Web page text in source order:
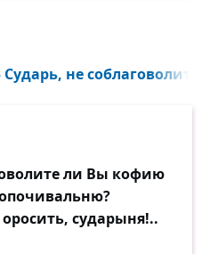
не
ли Вы кофию
сударыня!..